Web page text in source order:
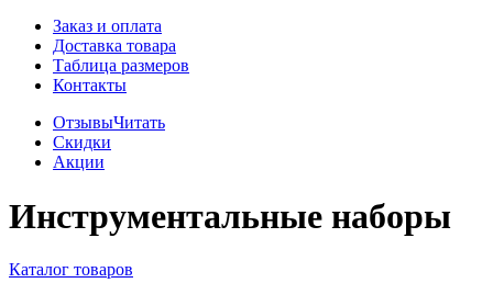
Заказ и оплата
Доставка товара
Таблица размеров
Контакты
ОтзывыЧитать
Скидки
Акции
Инструментальные наборы
Каталог товаров